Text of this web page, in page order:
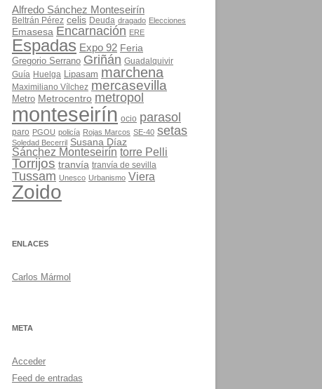
Alfredo Sánchez Monteseirín
Beltrán Pérez celis Deuda dragado Elecciones
Emasesa Encarnación ERE
Espadas Expo 92 Feria
Gregorio Serrano Griñán Guadalquivir
Guía Huelga Lipasam marchena
Maximiliano Vílchez mercasevilla
Metro Metrocentro metropol
monteseirín ocio parasol
paro PGOU policía Rojas Marcos SE-40 setas
Soledad Becerril Susana Díaz
Sánchez Monteseirín torre Pelli
Torrijos tranvía tranvía de sevilla
Tussam Unesco Urbanismo Viera
Zoido
ENLACES
Carlos Mármol
META
Acceder
Feed de entradas